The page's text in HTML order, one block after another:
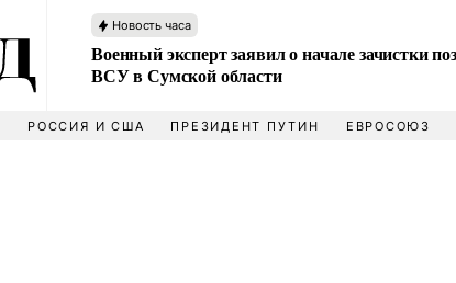
Новость часа
Военный эксперт заявил о начале зачистки
ВСУ в Сумской области
РОССИЯ И США ПРЕЗИДЕНТ ПУТИН ЕВРОСОЮЗ